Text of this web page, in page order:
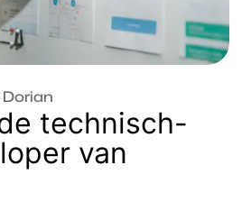
technisch-
van